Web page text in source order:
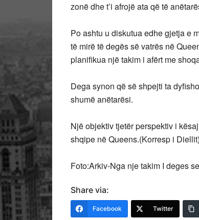
zonë dhe t’i afrojë ata që të
Po ashtu u diskutua edhe gjetja e
të mirë të degës së vatrës në
planifikua një takim i afërt me
Dega synon që së shpejti ta
shumë anëtarësi.
Një objektiv tjetër perspektiv i
shqipe në Queens.(Korresp i Diellit)
Foto:Arkiv-Nga nje takim I deges
Share via:
Facebook Twitter